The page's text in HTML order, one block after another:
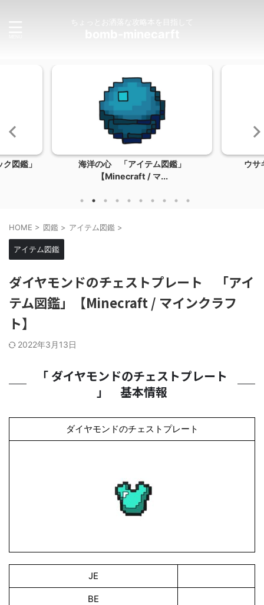
ちょっとお洒落な攻略本を目指して
図鑑」
海洋の心 「アイテム図鑑」
【Minecraft / マ...
ウサ
HOME > 図鑑 > アイテム図鑑 >
アイテム図鑑
ダイヤモンドのチェストプレート 「アイ
テム図鑑」【Minecraft / マインクラフ
ト】
2022年3月13日
「 ダイヤモンドのチェストプレート
」 基本情報
ダイヤモンドのチェストプレート
JE
BE